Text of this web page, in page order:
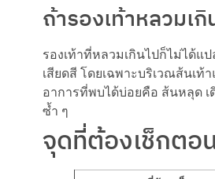
ถ้ารองเท้าหลวมเกิ
รองเท้าที่หลวมเกินไปก็ไม่ได้แ
เสียดสี โดยเฉพาะบริเวณส้นเท้า
อาการที่พบได้บ่อยคือ ส้นหลุด เ
ซ้ำ ๆ
จุดที่ต้องเช็กตอ